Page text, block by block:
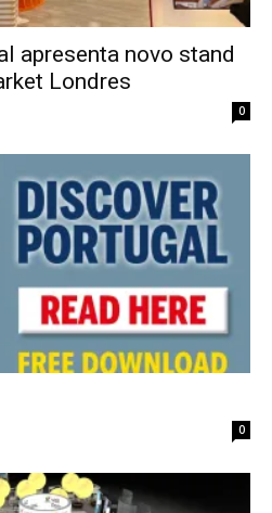
apresenta novo stand
Londres
0
0